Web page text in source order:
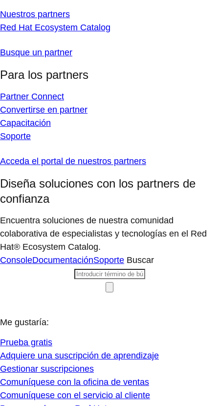
Nuestros partners
Red Hat Ecosystem Catalog
Busque un partner
Para los partners
Partner Connect
Convertirse en partner
Capacitación
Soporte
Acceda el portal de nuestros partners
Diseña soluciones con los partners de
confianza
Encuentra soluciones de nuestra comunidad
colaborativa de especialistas y tecnologías en el Red
Hat® Ecosystem Catalog.
ConsoleDocumentaciónSoporte Buscar
Me gustaría:
Prueba gratis
Adquiere una suscripción de aprendizaje
Gestionar suscripciones
Comuníquese con la oficina de ventas
Comuníquese con el servicio al cliente